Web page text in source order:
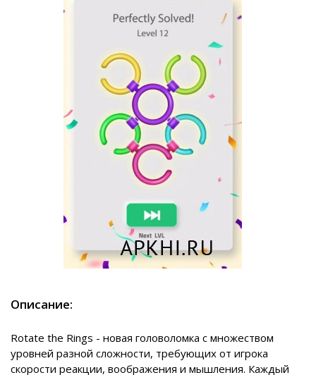
Описание:
Rotate the Rings - новая головоломка с множеством
уровней разной сложности, требующих от игрока
скорости реакции, воображения и мышления. Каждый